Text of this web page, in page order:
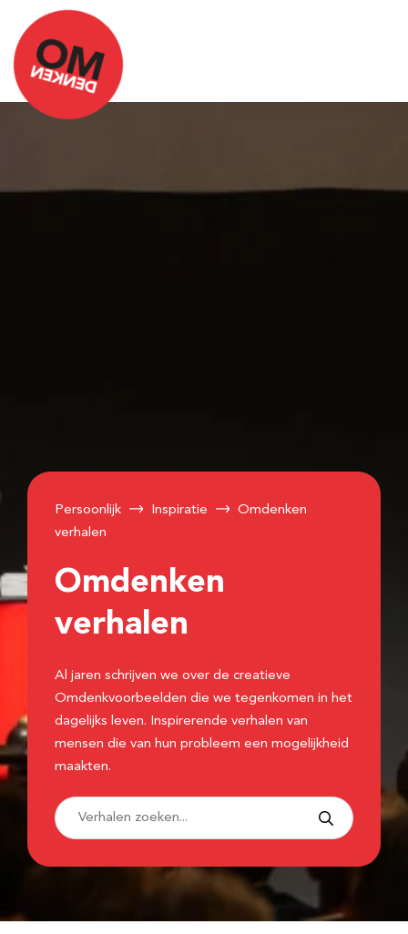
Persoonlijk Inspiratie
Omdenken
verhalen
Omdenken
verhalen
Al jaren schrijven we over de creatieve
Omdenkvoorbeelden die we tegenkomen in het
dagelijks leven. Inspirerende verhalen van
mensen die van hun probleem een mogelijkheid
maakten.